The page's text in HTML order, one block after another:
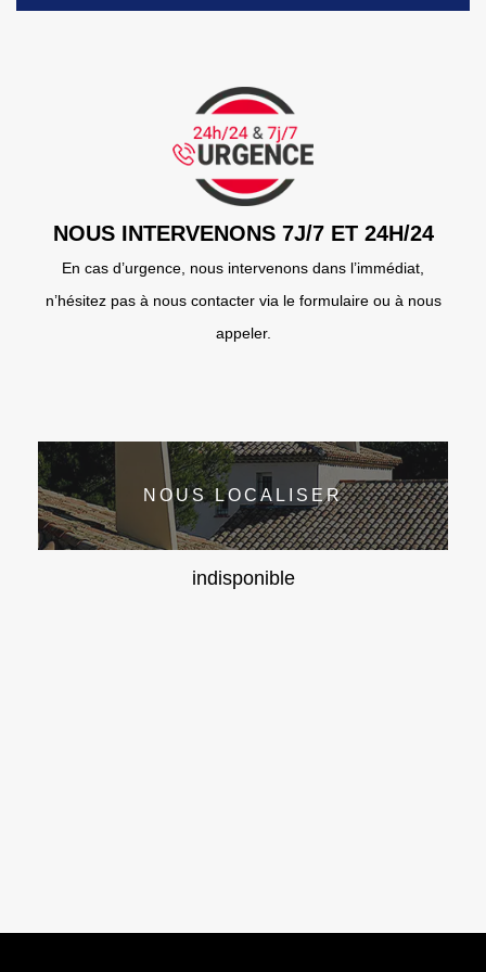
NOUS INTERVENONS 7J/7 ET 24H/24
En cas d’urgence, nous intervenons dans l’immédiat,
n’hésitez pas à nous contacter via le formulaire ou à nous
appeler.
NOUS LOCALISER
indisponible